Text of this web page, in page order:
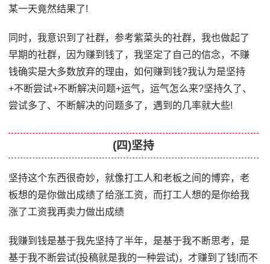
某一天竟然结果了!
同时，我意识到了社群，参考紫菜头的社群，我也做起了
早期的社群，因为赚到钱了，我坚定了自己的信念，不赚
钱确实是大多数放弃的理由，如何赚到钱?我认为是坚持
+不断尝试+不断解决问题+运气，运气怎么来?坚持久了、
尝试多了、不断解决的问题多了，遇到的几率就大些!
(四)坚持
坚持这个东西很奇妙，就像打工人和老板之间的博弈，老
板想的是你做出成绩了给涨工资，而打工人想的是你给我
涨了工资我再卖力做出成绩
我赚到钱是基于我先坚持了半年，是基于我不断思考，是
基于我不断尝试(投稿就是我的一种尝试)，才赚到了钱!而不